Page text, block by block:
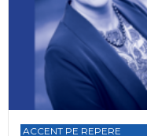
ACCENT PE REPERE